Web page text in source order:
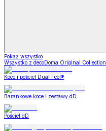
Pokaż wszystko
Wszystko z decoDoma Original Collection
Koce i pościel Dual Feel®
Barankowe koce i zestawy dD
Pościel dD